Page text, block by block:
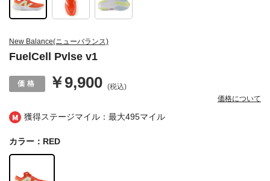
獲得ステージマイル：最大495マイル
New Balance(ニューバランス)
FuelCell Pvlse v1
￥9,900 (税込)
価格について
カラー：RED